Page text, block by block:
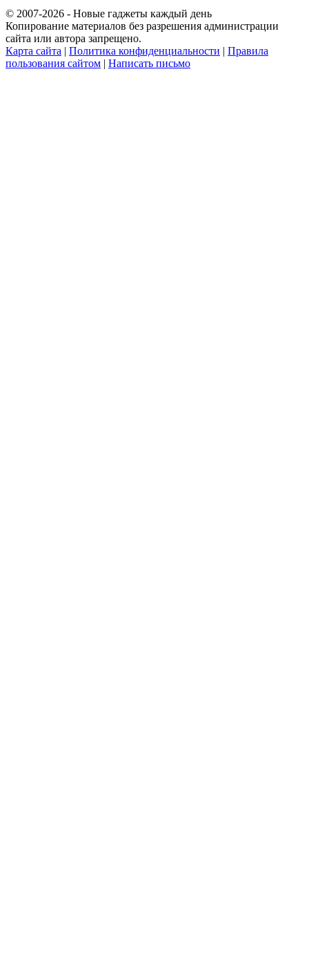
© 2007-2026 - Новые гаджеты каждый день
Копирование материалов без разрешения администрации
сайта или автора запрещено.
Карта сайта | Политика конфиденциальности | Правила
пользования сайтом | Написать письмо